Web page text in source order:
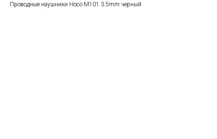
Проводные наушники Hoco M101 3.5mm черный